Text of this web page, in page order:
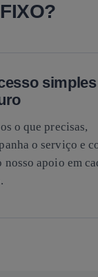
o que precisas,
o serviço e
nosso apoio em